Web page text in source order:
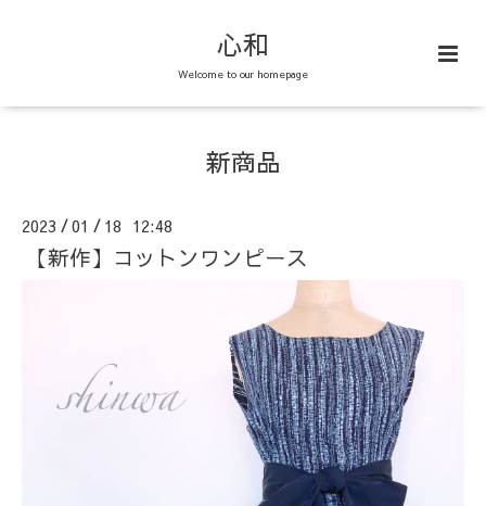
心和
Welcome to our homepage
新商品
2023 /01 / 18 12:48
【新作】コットンワンピース